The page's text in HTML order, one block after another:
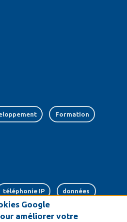
Formation
téléphonie IP données
logiciel
Google
améliorer votre